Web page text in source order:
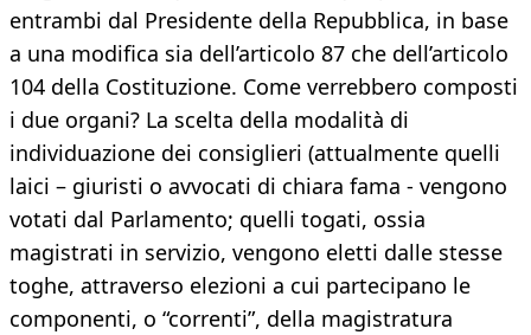
entrambi dal Presidente della Repubblica, in base
a una modifica sia dell’articolo 87 che dell’articolo
104 della Costituzione. Come verrebbero composti
i due organi? La scelta della modalità di
individuazione dei consiglieri (attualmente quelli
laici – giuristi o avvocati di chiara fama - vengono
votati dal Parlamento; quelli togati, ossia
magistrati in servizio, vengono eletti dalle stesse
toghe, attraverso elezioni a cui partecipano le
componenti, o “correnti”, della magistratura